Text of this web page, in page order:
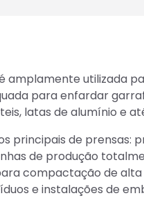
amplamente utilizada
para enfardar
latas de alumínio e
principais de
de produção
compactação de
e instalações de